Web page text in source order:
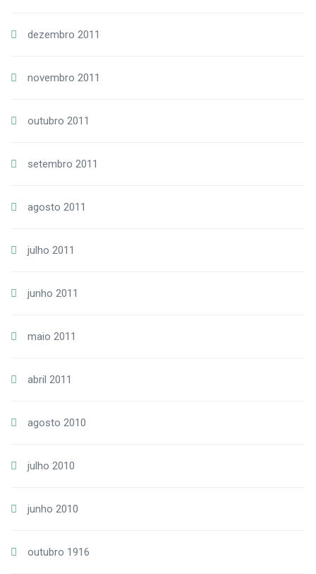
dezembro 2011
novembro 2011
outubro 2011
setembro 2011
agosto 2011
julho 2011
junho 2011
maio 2011
abril 2011
agosto 2010
julho 2010
junho 2010
outubro 1916